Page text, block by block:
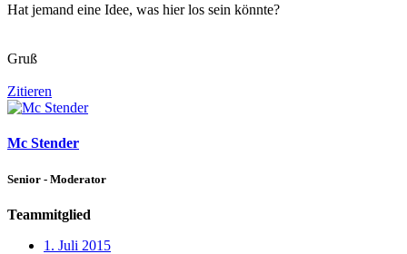
Hat jemand eine Idee, was hier los sein könnte?
Gruß
Zitieren
Mc Stender
Senior - Moderator
Teammitglied
1. Juli 2015